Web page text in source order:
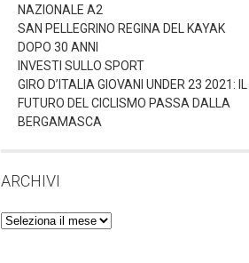
NAZIONALE A2
SAN PELLEGRINO REGINA DEL KAYAK
DOPO 30 ANNI
INVESTI SULLO SPORT
GIRO D’ITALIA GIOVANI UNDER 23 2021: IL
FUTURO DEL CICLISMO PASSA DALLA
BERGAMASCA
ARCHIVI
Archivi